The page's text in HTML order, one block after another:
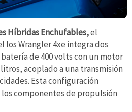
Híbridas Enchufables,el
los Wrangler 4xe integra dos
de 400 volts con un motor
acoplado a una transmisión
Esta configuración
componentes de propulsión